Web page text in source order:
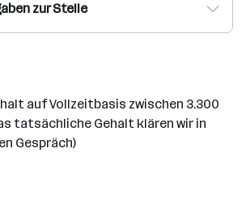
zur Stelle
auf Vollzeitbasis zwischen 3.300
tatsächliche Gehalt klären wir in
Gespräch)